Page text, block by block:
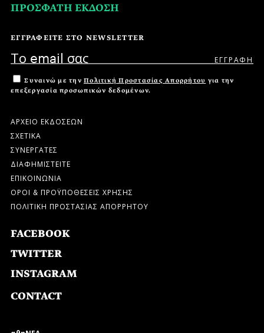
ΠΡΟΣΦΑΤΗ ΕΚΔΟΣΗ
ΕΓΓΡΑΦΕΙΤΕ ΣΤΟ NEWSLETTER
Συναινώ με την Πολιτική Προστασίας Απορρήτου για την
επεξεργασία προσωπικών δεδομένων.
ΑΡΧΕΙΟ ΕΚΔΟΣΕΩΝ
ΣΧΕΤΙΚΑ
ΣΥΝΕΡΓΑΤΕΣ
ΔΙΑΦΗΜΙΣΤΕΙΤΕ
ΕΠΙΚΟΙΝΩΝΙΑ
ΟΡΟΙ & ΠΡΟΫΠΟΘΕΣΕΙΣ ΧΡΗΣΗΣ
ΠΟΛΙΤΙΚΗ ΠΡΟΣΤΑΣΙΑΣ ΑΠΟΡΡΗΤΟΥ
FACEBOOK
TWITTER
INSTAGRAM
CONTACT